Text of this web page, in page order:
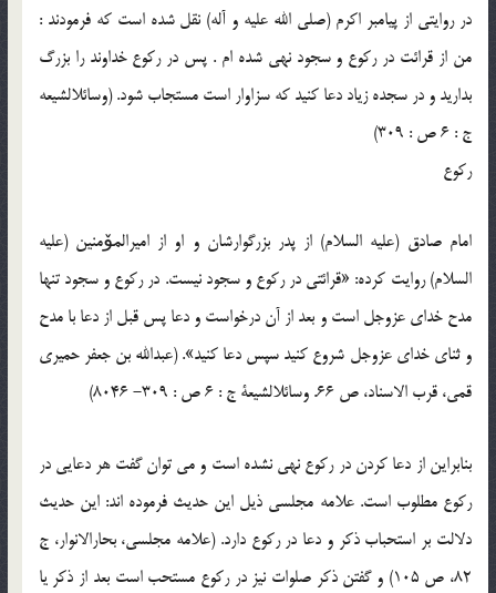
در روایتی از پیامبر اکرم (صلی الله علیه و آله) نقل شده است که فرمودند :
من از قرائت در رکوع و سجود نهی شده ام . پس در رکوع خداوند را بزرگ
بدارید و در سجده زیاد دعا کنید که سزاوار است مستجاب شود. (وسائل‏الشیعه
ج : 6 ص : 309)
رکوع
امام صادق (علیه السلام) از پدر بزرگوارشان و او از امیرالمۆمنین (علیه
السلام) روایت کرده: «قرائتی در رکوع و سجود نیست. در رکوع و سجود تنها
مدح خدای عزوجل است و بعد از آن درخواست و دعا پس قبل از دعا با مدح
و ثنای خدای عزوجل شروع کنید سپس دعا کنید». (عبدالله بن جعفر حمیری
قمی، قرب الاسناد، ص 66. وسائل‏الشیعة ج : 6 ص : 309- 8046)
بنابراین از دعا کردن در رکوع نهی نشده است و می توان گفت هر دعایی در
رکوع مطلوب است. علامه مجلسی ذیل این حدیث فرموده اند: این حدیث
دلالت بر استحباب ذکر و دعا در رکوع دارد. (علامه مجلسی، بحارالانوار، ج
82، ص 105) و گفتن ذکر صلوات نیز در رکوع مستحب است بعد از ذکر یا